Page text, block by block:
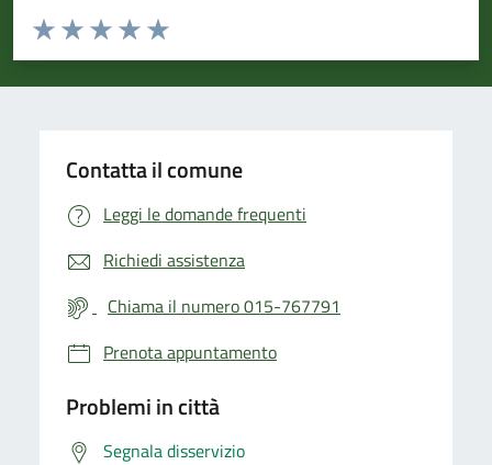
Valuta da 1 a 5 stelle la pagina
Valuta 5 stelle su 5
Valuta 4 stelle su 5
Valuta 3 stelle su 5
Valuta 2 stelle su 5
Valuta 1 stelle su 5
Contatta il comune
Leggi le domande frequenti
Richiedi assistenza
Chiama il numero 015-767791
Prenota appuntamento
Problemi in città
Segnala disservizio